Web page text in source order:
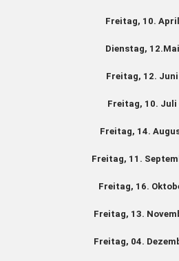
Freitag, 10.
Dienstag,
Freitag, 12.
Freitag, 10. Juli
Freitag, 14.
Freitag, 11.
Freitag, 16.
Freitag, 13.
Freitag, 04.